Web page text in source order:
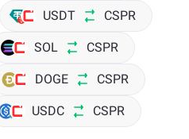
USDT CSPR
SOL CSPR
DOGE CSPR
USDC CSPR